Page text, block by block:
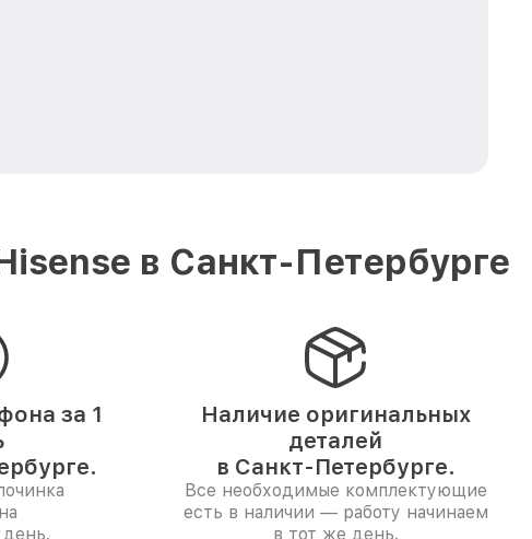
в Санкт-Петербурге
за 1
день.
Наличие оригинальных
деталей
в Санкт-Петербурге.
Все необходимые комплектующие
есть в наличии — работу начинаем
в тот же день.